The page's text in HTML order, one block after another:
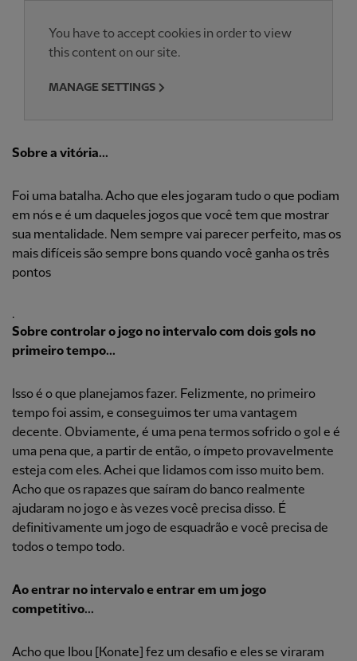
You have to accept cookies in order to view
this content on our site.
MANAGE SETTINGS
Sobre a vitória...
Foi uma batalha. Acho que eles jogaram tudo o que podiam
em nós e é um daqueles jogos que você tem que mostrar
sua mentalidade. Nem sempre vai parecer perfeito, mas os
mais difíceis são sempre bons quando você ganha os três
pontos
.
Sobre controlar o jogo no intervalo com dois gols no
primeiro tempo...
Isso é o que planejamos fazer. Felizmente, no primeiro
tempo foi assim, e conseguimos ter uma vantagem
decente. Obviamente, é uma pena termos sofrido o gol e é
uma pena que, a partir de então, o ímpeto provavelmente
esteja com eles. Achei que lidamos com isso muito bem.
Acho que os rapazes que saíram do banco realmente
ajudaram no jogo e às vezes você precisa disso. É
definitivamente um jogo de esquadrão e você precisa de
todos o tempo todo.
Ao entrar no intervalo e entrar em um jogo
competitivo...
Acho que Ibou [Konate] fez um desafio e eles se viraram